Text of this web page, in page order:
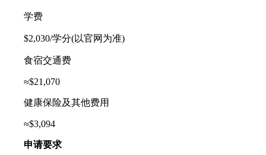
学费
$2,030/学分(以官网为准)
食宿交通费
≈$21,070
健康保险及其他费用
≈$3,094
申请要求